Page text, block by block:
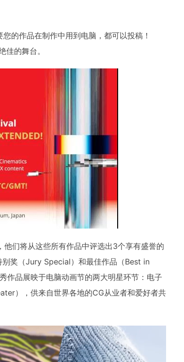
的作品在制作中用到电脑，都可以投稿！
佳的舞台。
们将从这些所有作品中评选出3个享有盛誉的
奖（Jury Special）和最佳作品（Best in
作品展映于电脑动画节的两大明星环节：电子
），供来自世界各地的CG从业者和爱好者共